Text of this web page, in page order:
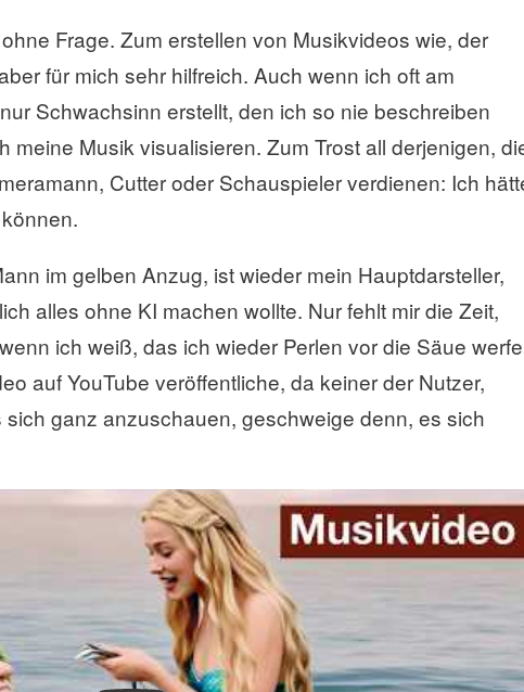
Frage. Zum erstellen von Musikvideos wie, der
für mich sehr hilfreich. Auch wenn ich oft am
Schwachsinn erstellt, den ich so nie beschreiben
meine Musik visualisieren. Zum Trost all derjenigen,
Cutter oder Schauspieler verdienen: Ich
im gelben Anzug, ist wieder mein Hauptdarsteller,
alles ohne KI machen wollte. Nur fehlt mir die Zeit,
ich weiß, das ich wieder Perlen vor die Säue
auf YouTube veröffentliche, da keiner der Nutzer,
ganz anzuschauen, geschweige denn, es sich